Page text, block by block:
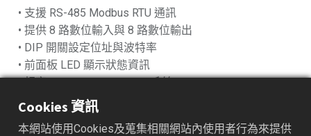
• 支援 RS-485 Modbus RTU 通訊
• 提供 8 路數位輸入與 8 路數位輸出
• DIP 開關設定位址與波特率
• 前面板 LED 顯示狀態資訊
• 相容 SCADA、PLC、HMI 系統
加入詢價車
Cookies 資訊
本網站使用Cookies及蒐集相關網站內使用者行為來提供